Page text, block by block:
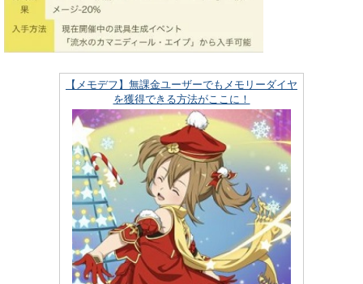
【メモデフ】無課金ユーザーでもメモリーダイヤ
を獲得できる方法がここに！